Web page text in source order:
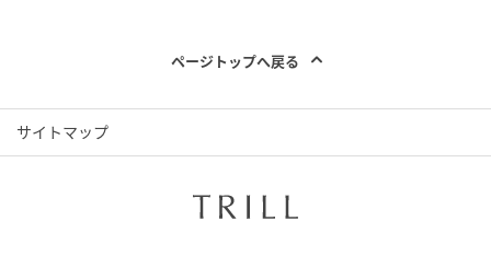
ページトップへ戻る
サイトマップ